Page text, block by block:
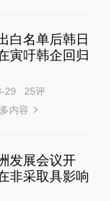
白名单后韩日
寅吁韩企回归
29 25评
内容
发展会议开
非采取具影响